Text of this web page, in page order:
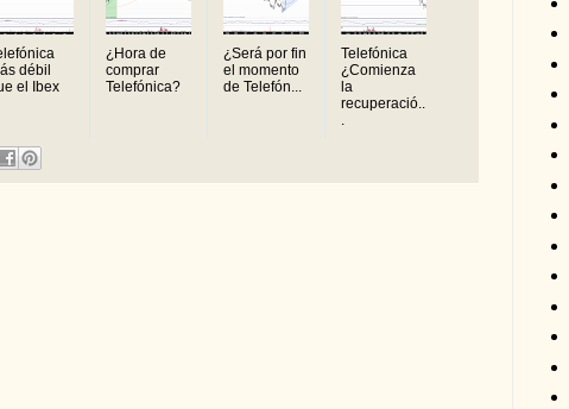
débil
el Ibex
¿Hora de
comprar
Telefónica?
¿Será por fin
el momento
de Telefón...
Telefónica
¿Comienza
la
recuperació..
.